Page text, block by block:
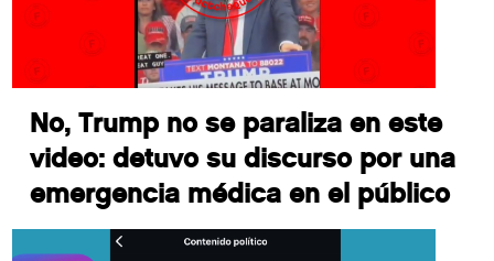
No, Trump no se paraliza en este
video: detuvo su discurso por una
emergencia médica en el público